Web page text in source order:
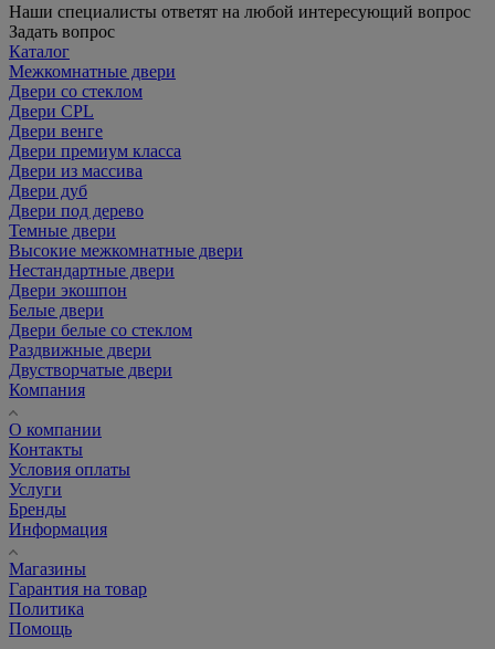
Наши специалисты ответят на любой интересующий вопрос
Задать вопрос
Каталог
Межкомнатные двери
Двери со стеклом
Двери CPL
Двери венге
Двери премиум класса
Двери из массива
Двери дуб
Двери под дерево
Темные двери
Высокие межкомнатные двери
Нестандартные двери
Двери экошпон
Белые двери
Двери белые со стеклом
Раздвижные двери
Двустворчатые двери
Компания
О компании
Контакты
Условия оплаты
Услуги
Бренды
Информация
Магазины
Гарантия на товар
Политика
Помощь